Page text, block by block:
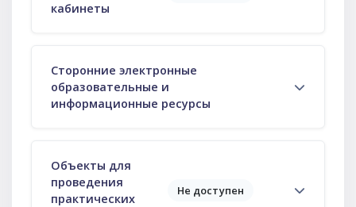
кабинеты
Сторонние электронные
образовательные и
информационные ресурсы
Объекты для
проведения
практических
Не доступен